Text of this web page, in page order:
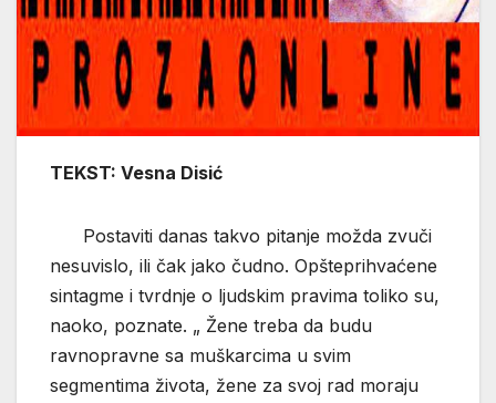
TEKST: Vesna Disić
Postaviti danas takvo pitanje možda zvuči
nesuvislo, ili čak jako čudno. Opšteprihvaćene
sintagme i tvrdnje o ljudskim pravima toliko su,
naoko, poznate. „ Žene treba da budu
ravnopravne sa muškarcima u svim
segmentima života, žene za svoj rad moraju